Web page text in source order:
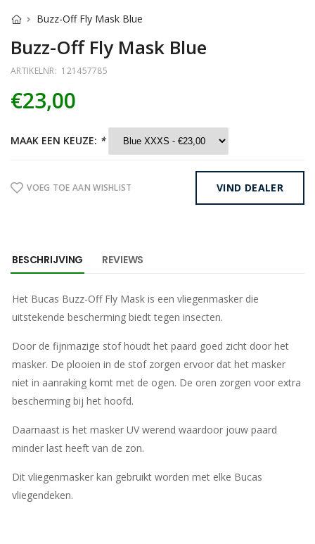
Buzz-Off Fly Mask Blue
Buzz-Off Fly Mask Blue
ARTIKELNR: 121457785
€23,00
MAAK EEN KEUZE: *
VOEG TOE AAN WISHLIST VIND DEALER
BESCHRIJVING REVIEWS
Het Bucas Buzz-Off Fly Mask is een vliegenmasker die
uitstekende bescherming biedt tegen insecten.
Door de fijnmazige stof houdt het paard goed zicht door het
masker. De plooien in de stof zorgen ervoor dat het masker
niet in aanraking komt met de ogen. De oren zorgen voor extra
bescherming bij het hoofd.
Daarnaast is het masker UV werend waardoor jouw paard
minder last heeft van de zon.
Dit vliegenmasker kan gebruikt worden met elke Bucas
vliegendeken.